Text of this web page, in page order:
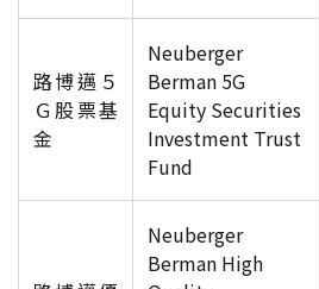
路博邁５
Ｇ股票基
金
Neuberger
Berman 5G
Equity Securities
Investment Trust
Fund
Neuberger
Berman High